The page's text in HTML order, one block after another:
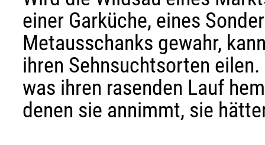
einer Garküche, eines
Metausschanks gewahr,
ihren Sehnsuchtsorten
was ihren rasenden Lauf
denen sie annimmt, sie